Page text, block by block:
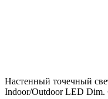
Настенный точечный
Indoor/Outdoor LED